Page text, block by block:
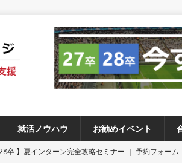
就活ノウハウ お勧めイベント
28卒 】夏インターン完全攻略セミナー ｜ 予約フォーム